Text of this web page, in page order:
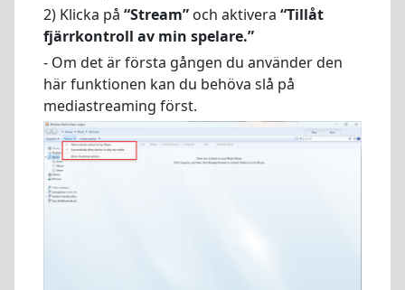
2) Klicka på “Stream” och aktivera “Tillåt
fjärrkontroll av min spelare.”
- Om det är första gången du använder den
här funktionen kan du behöva slå på
mediastreaming först.